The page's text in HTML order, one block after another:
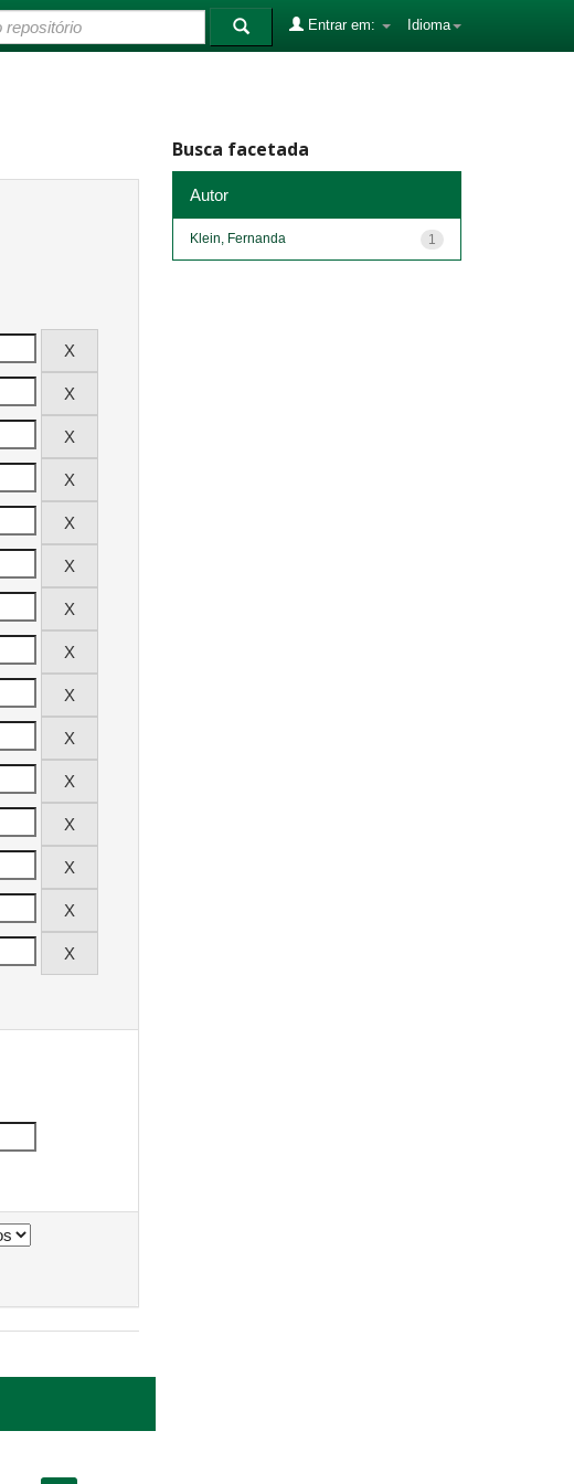
Idioma
Entrar em:
Busca facetada
Autor
1
Klein, Fernanda